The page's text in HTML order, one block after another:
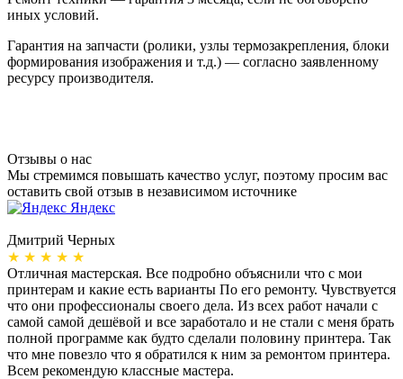
иных условий.
Гарантия на запчасти (ролики, узлы термозакрепления, блоки
формирования изображения и т.д.) — согласно заявленному
ресурсу производителя.
Отзывы о нас
Мы стремимся повышать качество услуг, поэтому просим вас
оставить свой отзыв в независимом источнике
Яндекс
Дмитрий Черных
★ ★ ★ ★ ★
Отличная мастерская. Все подробно объяснили что с мои
принтерам и какие есть варианты По его ремонту. Чувствуется
что они профессионалы своего дела. Из всех работ начали с
самой самой дешёвой и все заработало и не стали с меня брать
полной программе как будто сделали половину принтера. Так
что мне повезло что я обратился к ним за ремонтом принтера.
Всем рекомендую классные мастера.